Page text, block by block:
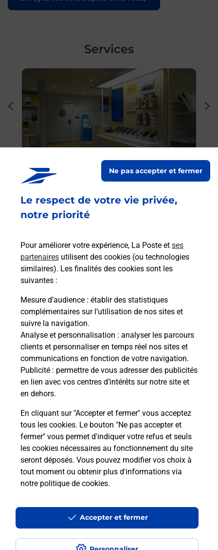
Le respect de votre vie privée,
notre priorité
Pour améliorer votre expérience, La Poste et ses
partenaires utilisent des cookies (ou technologies
similaires). Les finalités des cookies sont les
suivantes :
Mesure d’audience : établir des statistiques
complémentaires sur l’utilisation de nos sites et
suivre la navigation.
Analyse et personnalisation : analyser les parcours
clients et personnaliser en temps réel nos sites et
communications en fonction de votre navigation.
Publicité : permettre de vous adresser des publicités
en lien avec vos centres d’intérêts sur notre site et
en dehors.
En cliquant sur "Accepter et fermer" vous acceptez
tous les cookies. Le bouton "Ne pas accepter et
fermer" vous permet d'indiquer votre refus et seuls
les cookies nécessaires au fonctionnement du site
seront déposés. Vous pouvez modifier vos choix à
tout moment ou obtenir plus d'informations via
notre politique de cookies.
Ne pas accepter et fermer
Accepter et fermer
Services
à
En savoir plus
Vous recherchez un smartphone pas cher proche
de chez vous ? Découvrez notre offre de
Poste à ORTHEZ (64300) !
En savoir plus
de
Questions fréquemment posées
Comment retourner un colis acheté
en ligne depuis votre boîte aux lettres
?
Comment envoyer un colis ou faire un
retour chez un e-commerçant sans se
déplacer ?
Envoyer un petit colis au meilleur
prix ?
Pyrénées Atlantiques ORTHEZ
Envoi de colis